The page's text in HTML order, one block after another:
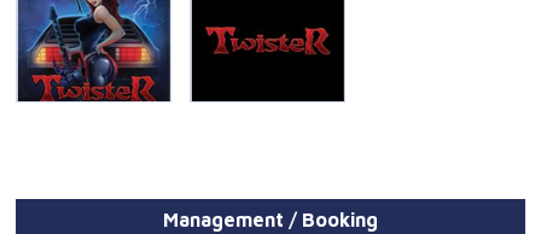
Management / Booking